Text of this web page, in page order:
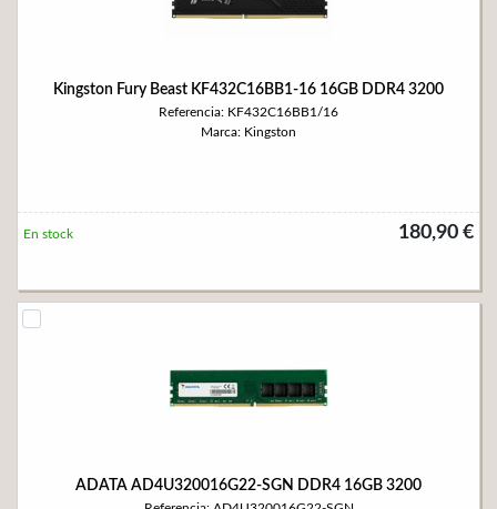
Kingston Fury Beast KF432C16BB1-16 16GB DDR4 3200
Referencia: KF432C16BB1/16
Marca: Kingston
180,90 €
En stock
ADATA AD4U320016G22-SGN DDR4 16GB 3200